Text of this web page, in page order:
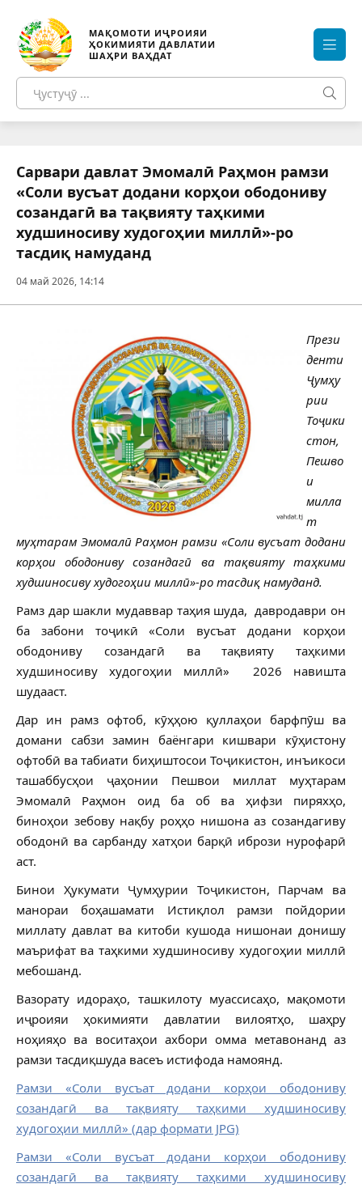
МАҚОМОТИ ИҶРОИЯИ
ҲОКИМИЯТИ ДАВЛАТИИ
ШАҲРИ ВАҲДАТ
Сарвари давлат Эмомалӣ Раҳмон рамзи
«Соли вусъат додани корҳои ободониву
созандагӣ ва тақвияту таҳкими
худшиносиву худогоҳии миллӣ»-ро
тасдиқ намуданд
04 май 2026, 14:14
Прези
денти
Ҷумҳу
рии
Тоҷики
стон,
Пешво
и
милла
т
муҳтарам Эмомалӣ Раҳмон рамзи «Соли вусъат додани
корҳои ободониву созандагӣ ва тақвияту таҳкими
худшиносиву худогоҳии миллӣ»-ро тасдиқ намуданд.
Рамз дар шакли мудаввар таҳия шуда, давродаври он
ба забони тоҷикӣ «Соли вусъат додани корҳои
ободониву созандагӣ ва тақвияту таҳкими
худшиносиву худогоҳии миллӣ» 2026 навишта
шудааст.
Дар ин рамз офтоб, кӯҳҳою қуллаҳои барфпӯш ва
домани сабзи замин баёнгари кишвари кӯҳистону
офтобӣ ва табиати биҳиштосои Тоҷикистон, инъикоси
ташаббусҳои ҷаҳонии Пешвои миллат муҳтарам
Эмомалӣ Раҳмон оид ба об ва ҳифзи пиряхҳо,
биноҳои зебову нақбу роҳҳо нишона аз созандагиву
ободонӣ ва сарбанду хатҳои барқӣ ибрози нурофарӣ
аст.
Бинои Ҳукумати Ҷумҳурии Тоҷикистон, Парчам ва
манораи боҳашамати Истиқлол рамзи пойдории
миллату давлат ва китоби кушода нишонаи донишу
маърифат ва таҳкими худшиносиву худогоҳии миллӣ
мебошанд.
Вазорату идораҳо, ташкилоту муассисаҳо, мақомоти
иҷроияи ҳокимияти давлатии вилоятҳо, шаҳру
ноҳияҳо ва воситаҳои ахбори омма метавонанд аз
рамзи тасдиқшуда васеъ истифода намоянд.
Рамзи «Соли вусъат додани корҳои ободониву
созандагӣ ва тақвияту таҳкими худшиносиву
худогоҳии миллӣ» (дар формати JPG)
Рамзи «Соли вусъат додани корҳои ободониву
созандагӣ ва тақвияту таҳкими худшиносиву